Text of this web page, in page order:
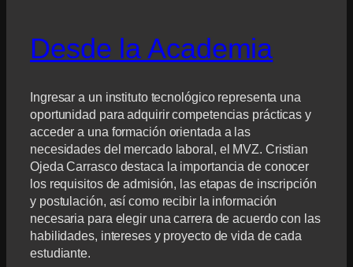
Desde la Academia
Ingresar a un instituto tecnológico representa una
oportunidad para adquirir competencias prácticas y
acceder a una formación orientada a las
necesidades del mercado laboral, el MVZ. Cristian
Ojeda Carrasco destaca la importancia de conocer
los requisitos de admisión, las etapas de inscripción
y postulación, así como recibir la información
necesaria para elegir una carrera de acuerdo con las
habilidades, intereses y proyecto de vida de cada
estudiante.